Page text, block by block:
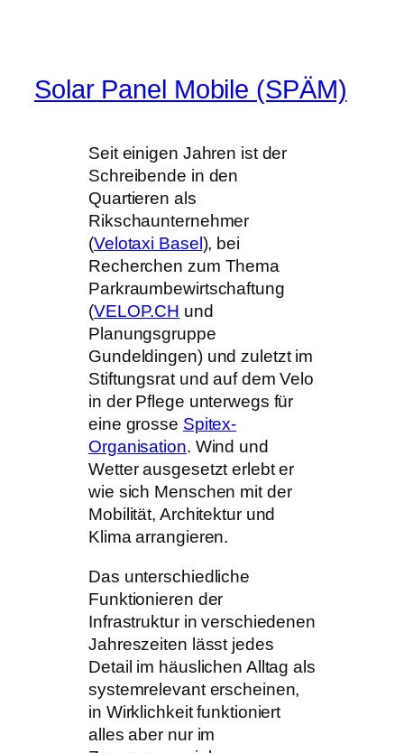
Solar Panel Mobile (SPÄM)
Seit einigen Jahren ist der
Schreibende in den
Quartieren als
Rikschaunternehmer
(Velotaxi Basel ), bei
Recherchen zum Thema
Parkraumbewirtschaftung
(VELOP.CH und
Planungsgruppe
Gundeldingen) und zuletzt im
Stiftungsrat und auf dem Velo
in der Pflege unterwegs für
eine grosse Spitex-
Organisation. Wind und
Wetter ausgesetzt erlebt er
wie sich Menschen mit der
Mobilität, Architektur und
Klima arrangieren.
Das unterschiedliche
Funktionieren der
Infrastruktur in verschiedenen
Jahreszeiten lässt jedes
Detail im häuslichen Alltag als
systemrelevant erscheinen,
in Wirklichkeit funktioniert
alles aber nur im